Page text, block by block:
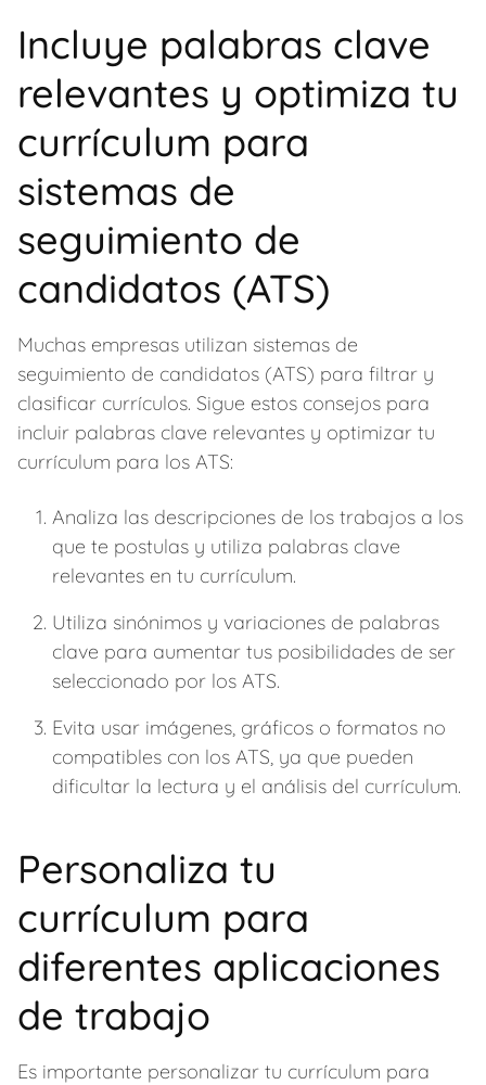
e
b
o
o
k
A
p
p
ar
tir
b
o
o
k
s
A
p
ar
tir
Incluye palabras clave
relevantes y optimiza tu
currículum para
sistemas de
seguimiento de
candidatos (ATS)
Muchas empresas utilizan sistemas de
seguimiento de candidatos (ATS) para filtrar y
clasificar currículos. Sigue estos consejos para
incluir palabras clave relevantes y optimizar tu
currículum para los ATS:
Analiza las descripciones de los trabajos a los
que te postulas y utiliza palabras clave
relevantes en tu currículum.
Utiliza sinónimos y variaciones de palabras
clave para aumentar tus posibilidades de ser
seleccionado por los ATS.
Evita usar imágenes, gráficos o formatos no
compatibles con los ATS, ya que pueden
dificultar la lectura y el análisis del currículum.
Personaliza tu
currículum para
diferentes aplicaciones
de trabajo
Es importante personalizar tu currículum para